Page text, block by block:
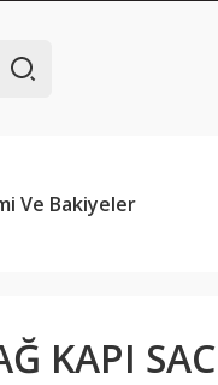
Ve Bakiyeler
KAPI